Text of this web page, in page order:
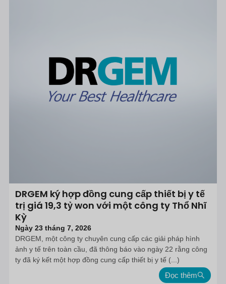
DRGEM ký hợp đồng cung cấp thiết bị y tế
trị giá 19,3 tỷ won với một công ty Thổ Nhĩ
Kỳ
Ngày 23 tháng 7, 2026
DRGEM, một công ty chuyên cung cấp các giải pháp hình
ảnh y tế trên toàn cầu, đã thông báo vào ngày 22 rằng công
ty đã ký kết một hợp đồng cung cấp thiết bị y tế (...)
Đọc thêm